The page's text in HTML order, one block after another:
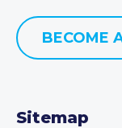
BECOME
Sitemap